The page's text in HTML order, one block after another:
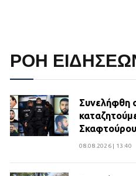
ΡΟΗ
Συνελήφθη
08.08.2026 | 13:40